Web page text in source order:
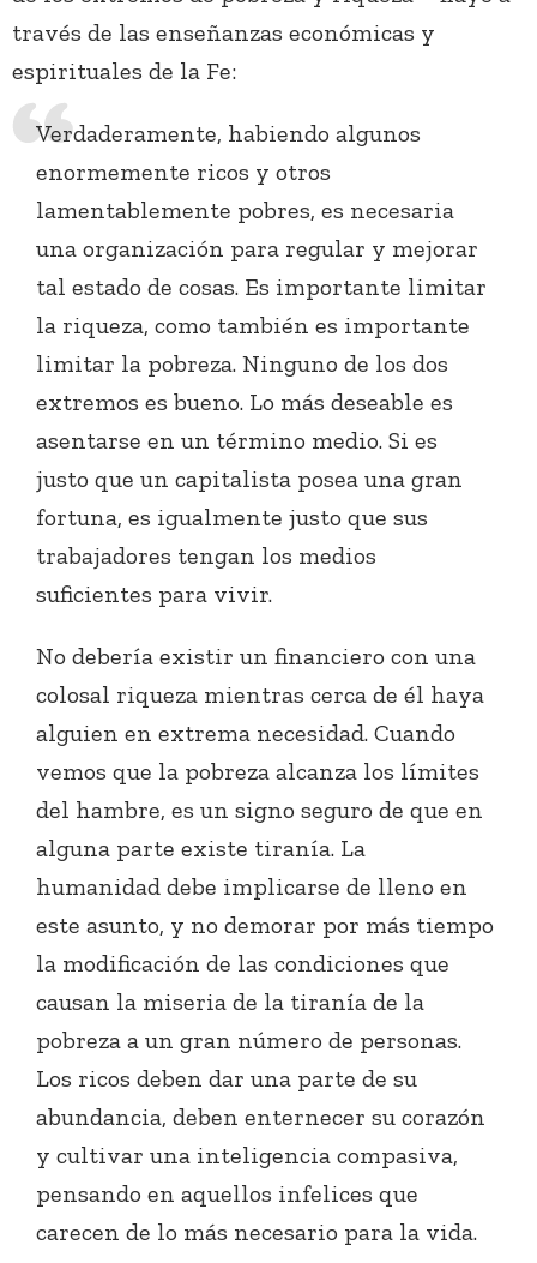
través de las enseñanzas económicas y
espirituales de la Fe:
Verdaderamente, habiendo algunos
enormemente ricos y otros
lamentablemente pobres, es necesaria
una organización para regular y mejorar
tal estado de cosas. Es importante limitar
la riqueza, como también es importante
limitar la pobreza. Ninguno de los dos
extremos es bueno. Lo más deseable es
asentarse en un término medio. Si es
justo que un capitalista posea una gran
fortuna, es igualmente justo que sus
trabajadores tengan los medios
suficientes para vivir.
No debería existir un financiero con una
colosal riqueza mientras cerca de él haya
alguien en extrema necesidad. Cuando
vemos que la pobreza alcanza los límites
del hambre, es un signo seguro de que en
alguna parte existe tiranía. La
humanidad debe implicarse de lleno en
este asunto, y no demorar por más tiempo
la modificación de las condiciones que
causan la miseria de la tiranía de la
pobreza a un gran número de personas.
Los ricos deben dar una parte de su
abundancia, deben enternecer su corazón
y cultivar una inteligencia compasiva,
pensando en aquellos infelices que
carecen de lo más necesario para la vida.